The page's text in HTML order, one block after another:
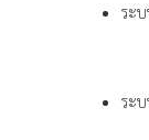
ระ
ระ